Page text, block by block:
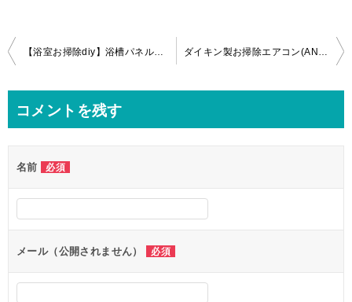
投
ビ
ー
シ
ョ
ン
コメントを残す
名前 必須
メール（公開されません） 必須